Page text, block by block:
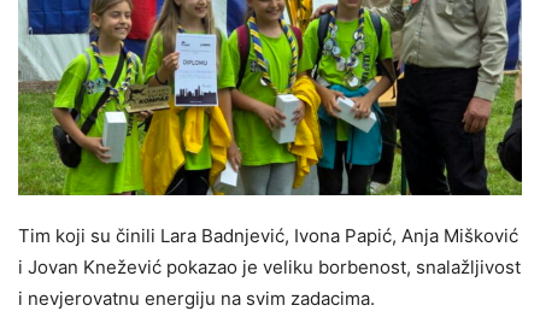
Tim koji su činili Lara Badnjević, Ivona Papić, Anja Mišković
i Jovan Knežević pokazao je veliku borbenost, snalažljivost
i nevjerovatnu energiju na svim zadacima.